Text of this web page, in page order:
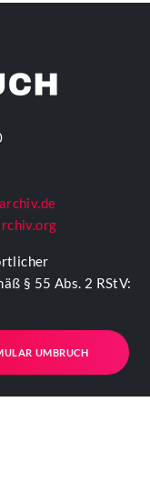
§ 55 Abs. 2 RStV:
UMBRUCH